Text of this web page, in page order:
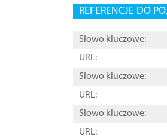
REFERENCJE DO
Słowo kluczowe:
URL:
Słowo kluczowe:
URL:
Słowo kluczowe:
URL: